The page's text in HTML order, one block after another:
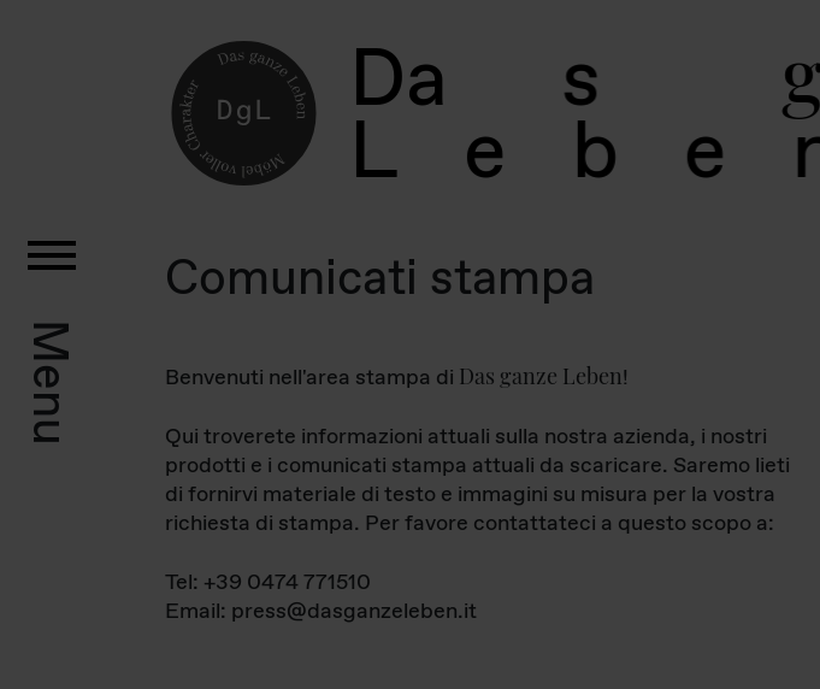
Da s
L e b e
Menu
Comunicati stampa
Benvenuti nell'area stampa di Das ganze Leben!
Qui troverete informazioni attuali sulla nostra azienda, i nostri
prodotti e i comunicati stampa attuali da scaricare. Saremo lieti
di fornirvi materiale di testo e immagini su misura per la vostra
richiesta di stampa. Per favore contattateci a questo scopo a:
Tel: +39 0474 771510
Email: press@dasganzeleben.it